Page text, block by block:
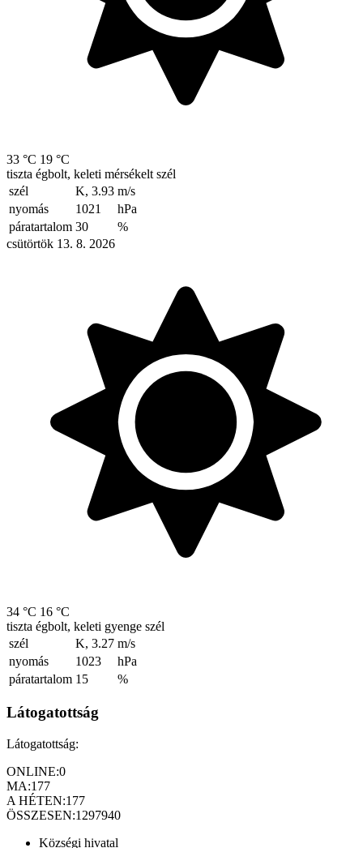
33 °C 19 °C
tiszta égbolt, keleti mérsékelt szél
szél
K, 3.93 m/s
nyomás
1021
hPa
páratartalom 30
%
csütörtök 13. 8. 2026
34 °C 16 °C
tiszta égbolt, keleti gyenge szél
szél
K, 3.27 m/s
nyomás
1023
hPa
páratartalom 15 %
Látogatottság
Látogatottság:
ONLINE:0
MA:177
A HÉTEN:177
ÖSSZESEN:1297940
Községi hivatal